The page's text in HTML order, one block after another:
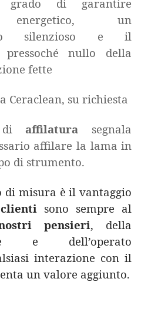
grado di garantire
energetico, un
silenzioso e il
pressoché nullo della
fette
Ceraclean, su richiesta
affilatura segnala
affilare la lama in
di strumento.
misura è il vantaggio
clienti sono sempre al
pensieri, della
e dell’operato
interazione con il
un valore aggiunto.